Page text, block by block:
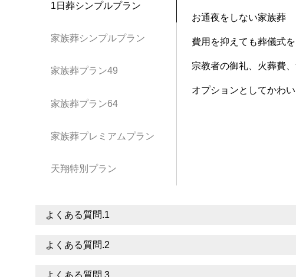
1日葬シンプルプラン
家族葬シンプルプラン
家族葬プラン49
家族葬プラン64
家族葬プレミアムプラン
天翔特別プラン
お通夜をしない家族葬
費用を抑えても葬儀式
宗教者の御礼、火葬費
オプションとしてかわ
よくある質問.1
よくある質問.2